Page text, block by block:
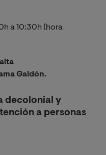
a 10:30h (hora
Galdón.
decolonial y
a personas